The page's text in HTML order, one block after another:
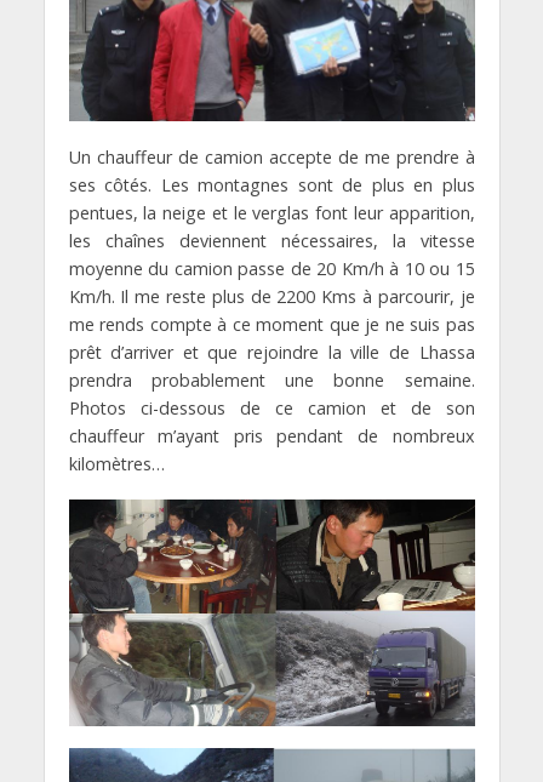
Un chauffeur de camion accepte de me prendre à
ses côtés. Les montagnes sont de plus en plus
pentues, la neige et le verglas font leur apparition,
les chaînes deviennent nécessaires, la vitesse
moyenne du camion passe de 20 Km/h à 10 ou 15
Km/h. Il me reste plus de 2200 Kms à parcourir, je
me rends compte à ce moment que je ne suis pas
prêt d’arriver et que rejoindre la ville de Lhassa
prendra probablement une bonne semaine.
Photos ci-dessous de ce camion et de son
chauffeur m’ayant pris pendant de nombreux
kilomètres…